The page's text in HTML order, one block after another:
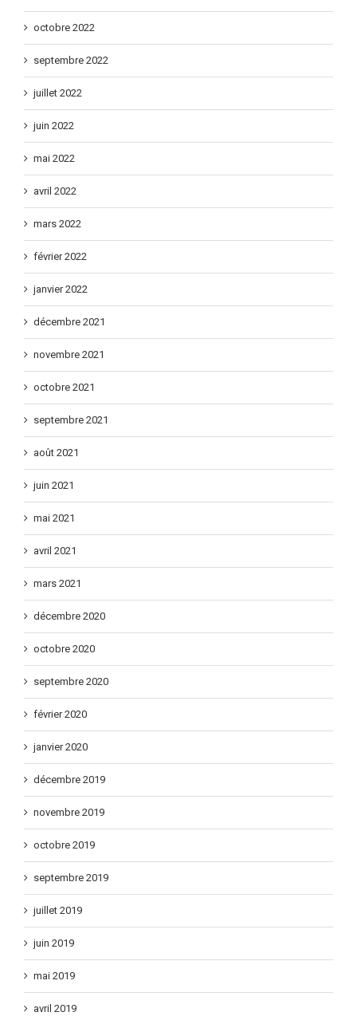
octobre 2022
septembre 2022
juillet 2022
juin 2022
mai 2022
avril 2022
mars 2022
février 2022
janvier 2022
décembre 2021
novembre 2021
octobre 2021
septembre 2021
août 2021
juin 2021
mai 2021
avril 2021
mars 2021
décembre 2020
octobre 2020
septembre 2020
février 2020
janvier 2020
décembre 2019
novembre 2019
octobre 2019
septembre 2019
juillet 2019
juin 2019
mai 2019
avril 2019